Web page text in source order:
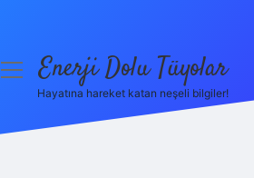
menüyüEnerji Dolu Tüyolar
Hayatına hareket katan neşeli bilgiler!